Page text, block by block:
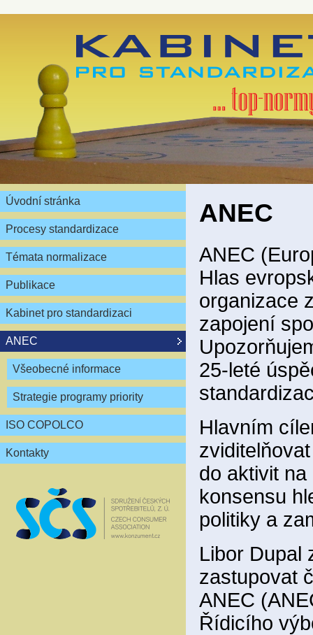
Úvodní stránka
Procesy standardizace
Témata normalizace
Publikace
Kabinet pro standardizaci
ANEC
Všeobecné informace
Strategie programy priority
ISO COPOLCO
Kontakty
ANEC
ANEC
Hlas
organizace
zapojení
25-leté
Hlavním
do aktivit
konsensu
politiky a
Libor Dupal
zastupovat
ANEC
Řídicího